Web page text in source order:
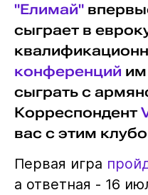
"Елимай"
сыграет в
конференций им
сыграть с
Корреспондент
вас с этим
Первая игра
а ответная - 16